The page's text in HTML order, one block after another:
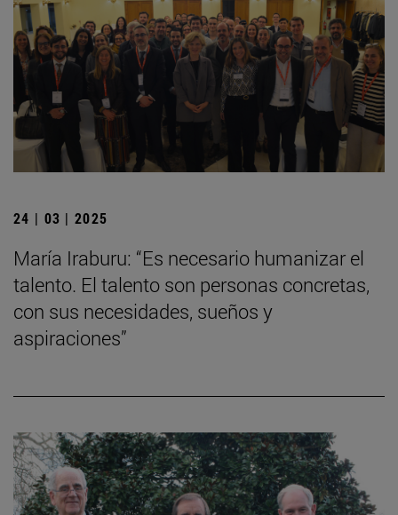
24 | 03 | 2025
María Iraburu: “Es necesario humanizar el
talento. El talento son personas concretas,
con sus necesidades, sueños y
aspiraciones”